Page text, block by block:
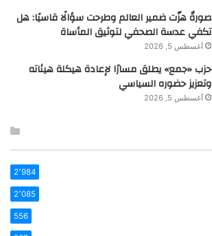
صورةٌ هزّت ضمير العالم وطرحت سؤالًا قاسيًا: هل
تكفي عدسة الصحفي لتوثيق المأساة
أغسطس 5, 2026
حزب «جمع» يطلق مسارًا لإعادة هيكلة هيئاته
وتعزيز حضوره السياسي
أغسطس 5, 2026
2٬984
2٬085
556